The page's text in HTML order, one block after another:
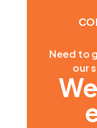
Need to
our